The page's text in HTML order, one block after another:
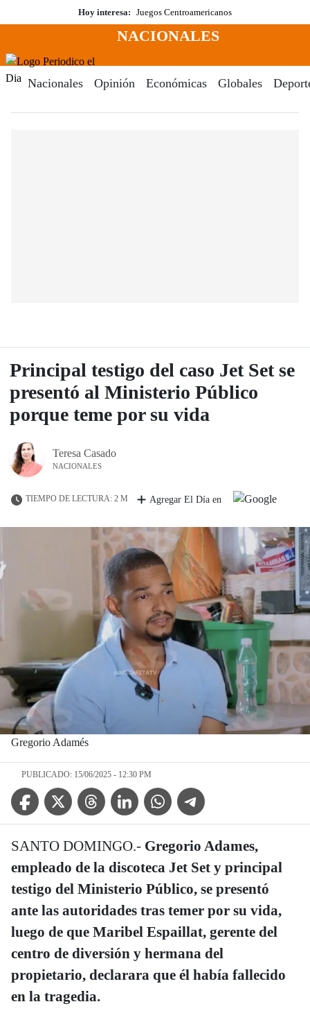
al
Hoy interesa: Juegos Centroamericanos
Menú
NACIONALES
Nacionales Opinión Económicas Globales
Principal testigo del caso Jet Set se
presentó al Ministerio Público
porque teme por su vida
Teresa Casado
NACIONALES
TIEMPO DE LECTURA: 2 M Agregar El Día en
Gregorio Adamés
PUBLICADO: 15/06/2025 - 12:30 PM
Facebook IconTwitter IconThreads IconLinkedin IconWhatsApp IconTelegram Icon
SANTO DOMINGO.- Gregorio Adames,
empleado de la discoteca Jet Set y principal
testigo del Ministerio Público, se presentó
ante las autoridades tras temer por su vida,
luego de que Maribel Espaillat, gerente del
centro de diversión y hermana del
propietario, declarara que él había fallecido
en la tragedia.